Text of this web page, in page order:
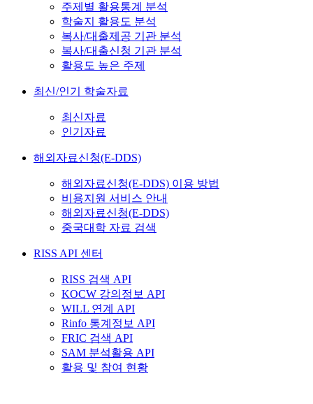
주제별 활용통계 분석
학술지 활용도 분석
복사/대출제공 기관 분석
복사/대출신청 기관 분석
활용도 높은 주제
최신/인기 학술자료
최신자료
인기자료
해외자료신청(E-DDS)
해외자료신청(E-DDS) 이용 방법
비용지원 서비스 안내
해외자료신청(E-DDS)
중국대학 자료 검색
RISS API 센터
RISS 검색 API
KOCW 강의정보 API
WILL 연계 API
Rinfo 통계정보 API
FRIC 검색 API
SAM 분석활용 API
활용 및 참여 현황